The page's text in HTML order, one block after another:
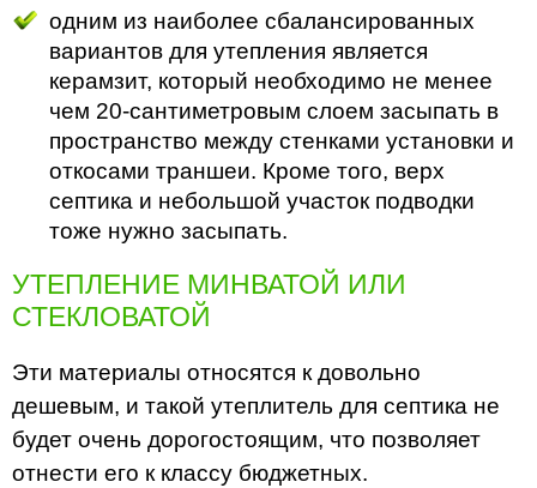
одним из наиболее сбалансированных
вариантов для утепления является
керамзит, который необходимо не менее
чем 20-сантиметровым слоем засыпать в
пространство между стенками установки и
откосами траншеи. Кроме того, верх
септика и небольшой участок подводки
тоже нужно засыпать.
УТЕПЛЕНИЕ МИНВАТОЙ ИЛИ
СТЕКЛОВАТОЙ
Эти материалы относятся к довольно
дешевым, и такой утеплитель для септика не
будет очень дорогостоящим, что позволяет
отнести его к классу бюджетных.